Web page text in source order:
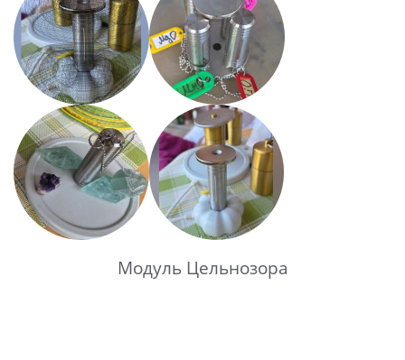
Модуль Цельнозора